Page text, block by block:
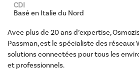
CDI
Basé en Italie du Nord
Avec plus de 20 ans d’expertise,
Passman, est le spécialiste des réseaux
solutions connectées pour tous les
et professionnels.